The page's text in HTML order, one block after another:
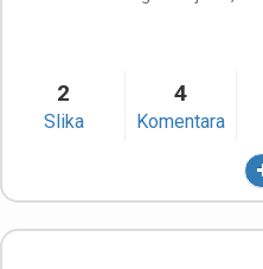
2
Slika
4
Komentara